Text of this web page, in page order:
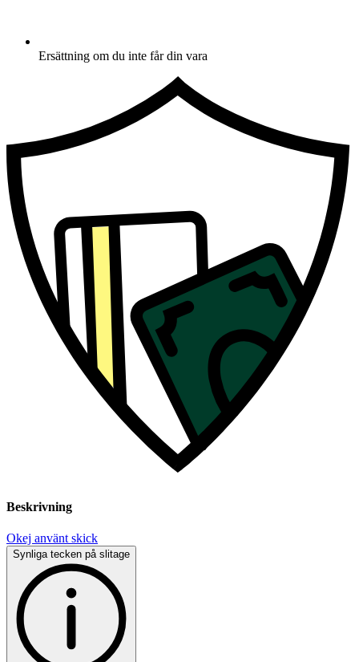
Ersättning om du inte får din vara
Beskrivning
Okej använt skick
Synliga tecken på slitage